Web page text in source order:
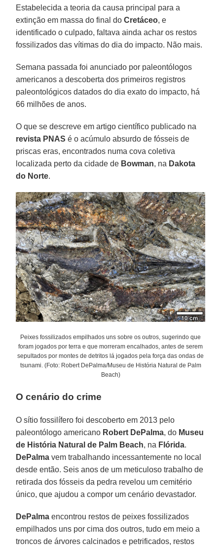
Estabelecida a teoria da causa principal para a
extinção em massa do final doCretáceo, e
identificado o culpado, faltava ainda achar os restos
fossilizados das vítimas do dia do impacto. Não mais.
Semana passada foi anunciado por paleontólogos
americanos a descoberta dos primeiros registros
paleontológicos datados do dia exato do impacto, há
66 milhões de anos.
O que se descreve em artigo científico publicado na
revista PNAS é o acúmulo absurdo de fósseis de
priscas eras, encontrados numa cova coletiva
localizada perto da cidade de Bowman, na Dakota
do Norte.
Peixes fossilizados empilhados uns sobre os outros, sugerindo que
foram jogados por terra e que morreram encalhados, antes de serem
sepultados por montes de detritos lá jogados pela força das ondas de
tsunami. (Foto: Robert DePalma/Museu de História Natural de Palm
Beach)
O cenário do crime
O sítio fossilífero foi descoberto em 2013 pelo
paleontólogo americano Robert DePalma, do Museu
de História Natural de Palm Beach, na Flórida.
DePalma vem trabalhando incessantemente no local
desde então. Seis anos de um meticuloso trabalho de
retirada dos fósseis da pedra revelou um cemitério
único, que ajudou a compor um cenário devastador.
DePalma encontrou restos de peixes fossilizados
empilhados uns por cima dos outros, tudo em meio a
troncos de árvores calcinados e petrificados, restos